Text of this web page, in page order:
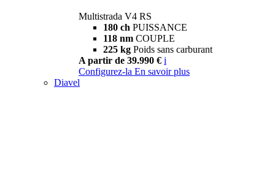
Multistrada V4 RS
180 ch PUISSANCE
118 nm COUPLE
225 kg Poids sans carburant
A partir de 39.990 € i
Configurez-la En savoir plus
Diavel